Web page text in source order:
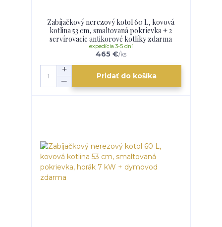
Zabíjačkový nerezový kotol 60 L, kovová
kotlina 53 cm, smaltovaná pokrievka + 2
servírovacie antikorové kotlíky zdarma
465 €/ks
expedícia 3-5 dní
Pridať do košíka